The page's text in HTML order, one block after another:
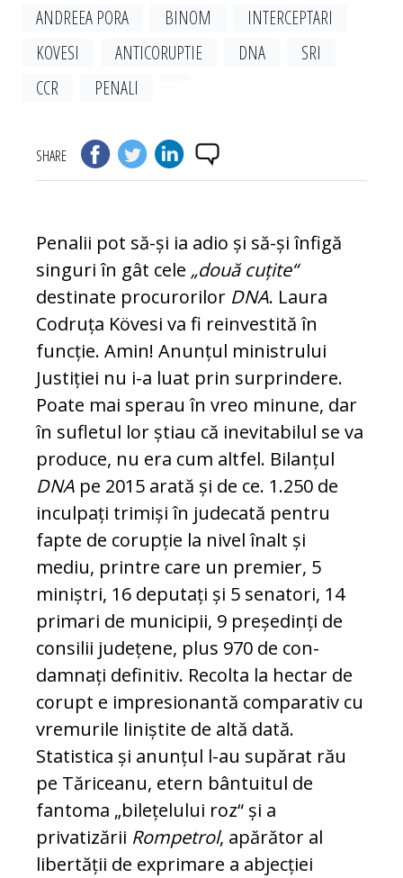
ANDREEA PORA
BINOM
INTERCEPTARI
KOVESI
ANTICORUPTIE DNA
SRI
CCR
PENALI
SHARE
Penalii pot să-și ia adio și să-și înfigă
singuri în gât cele „două cuțite“
destinate procurorilor DNA. Laura
Codruța Kövesi va fi reinvestită în
funcție. Amin! Anunțul ministrului
Justiției nu i-a luat prin surprindere.
Poa­te mai sperau în vreo mi­nu­ne, dar
în sufletul lor știau că inevitabilul se va
produce, nu era cum altfel. Bilanțul
DNA pe 2015 arată și de ce. 1.250 de
inculpați trimiși în ju­de­cată pentru
fapte de corupție la nivel înalt și
mediu, printre care un premier, 5
miniștri, 16 deputați și 5 senatori, 14
primari de municipii, 9 pre­șe­dinți de
consilii județene, plus 970 de con­
damnați definitiv. Recolta la hectar de
corupt e impresionantă comparativ cu
vremurile li­niș­tite de altă dată.
Statistica și anunțul l-au supărat rău
pe Tăriceanu, etern bântuitul de
fantoma „bilețelului roz“ și a
privatizării Rom­petrol, apărător al
libertății de exprimare a ab­jecției